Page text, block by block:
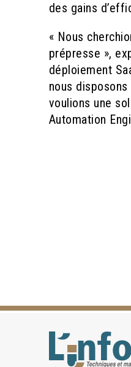
des gains
« Nous
prépresse »,
déploiement
nous
voulions une
Automation